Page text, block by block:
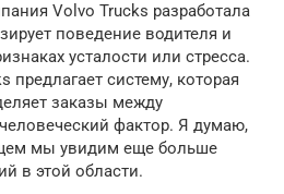
Volvo Trucks разработала
поведение водителя и
усталости или стресса.
предлагает систему, которая
заказы между
фактор. Я думаю,
мы увидим еще больше
в этой области.